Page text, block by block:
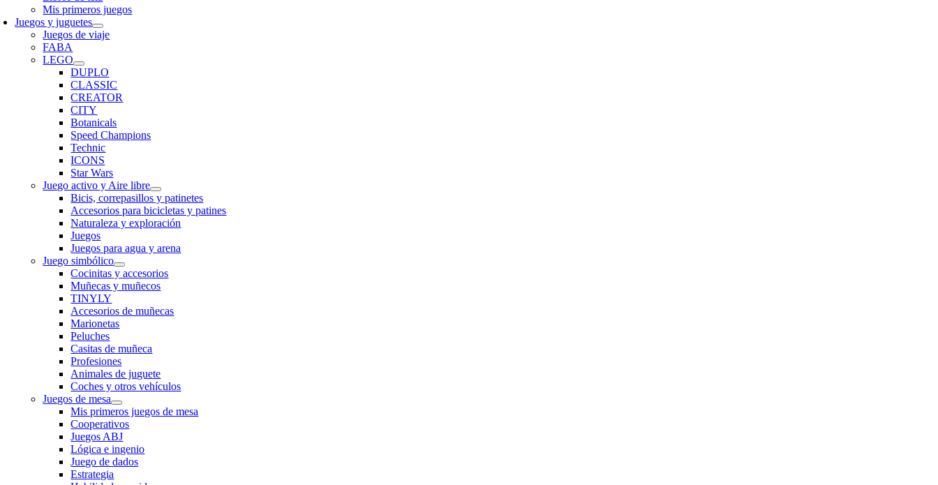
Mis primeros juegos
Juegos y juguetes
Juegos de viaje
FABA
LEGO
DUPLO
CLASSIC
CREATOR
CITY
Botanicals
Speed Champions
Technic
ICONS
Star Wars
Juego activo y Aire libre
Bicis, correpasillos y patinetes
Accesorios para bicicletas y patines
Naturaleza y exploración
Juegos
Juegos para agua y arena
Juego simbólico
Cocinitas y accesorios
Muñecas y muñecos
TINYLY
Accesorios de muñecas
Marionetas
Peluches
Casitas de muñeca
Profesiones
Animales de juguete
Coches y otros vehículos
Juegos de mesa
Mis primeros juegos de mesa
Cooperativos
Juegos ABJ
Lógica e ingenio
Juego de dados
Estrategia